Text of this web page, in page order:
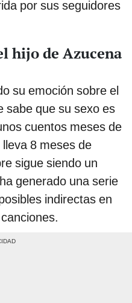
por sus seguidores
hijo de Azucena
su emoción sobre el
sabe que su sexo es
cuentos meses de
8 meses de
sigue siendo un
generado una serie
indirectas en